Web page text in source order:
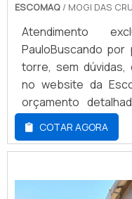
ESCOMAQ / MOGI DAS
Atendimento
PauloBuscando
torre, sem dúvidas,
no website da
orçamento
qualificada do
maior referência de
atuação.Quando a
Escomaq irá
COTAR AGORA